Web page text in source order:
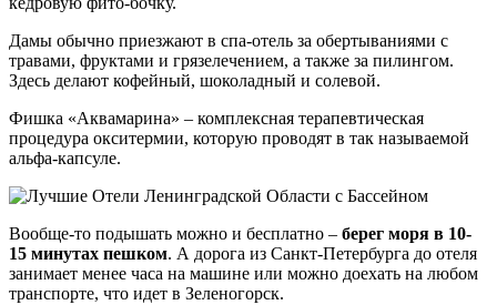
Дамы обычно приезжают в спа-отель за обертываниями с
травами, фруктами и грязелечением, а также за пилингом.
Здесь делают кофейный, шоколадный и солевой.
Фишка «Аквамарина» – комплексная терапевтическая
процедура окситермии, которую проводят в так называемой
альфа-капсуле.
Вообще-то подышать можно и бесплатно – берег моря в 10-
15 минутах пешком. А дорога из Санкт-Петербурга до отеля
занимает менее часа на машине или можно доехать на любом
транспорте, что идет в Зеленогорск.